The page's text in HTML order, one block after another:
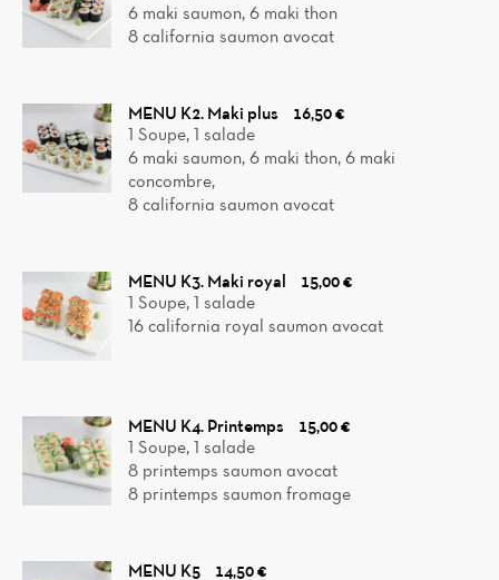
6 maki saumon, 6 maki thon
8 california saumon avocat
MENU K2. Maki plus
16,50 €
1 Soupe, 1 salade
6 maki saumon, 6 maki thon, 6 maki
concombre,
8 california saumon avocat
MENU K3. Maki royal
15,00 €
1 Soupe, 1 salade
16 california royal saumon avocat
MENU K4. Printemps
15,00 €
1 Soupe, 1 salade
8 printemps saumon avocat
8 printemps saumon fromage
MENU K5
14,50 €
News
Menu